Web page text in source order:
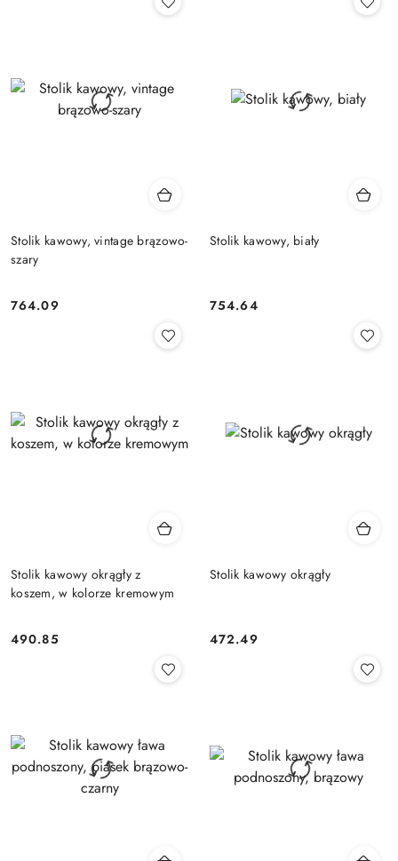
Stolik kawowy, vintage brązowo-
szary
Cena:
764.09
Stolik kawowy, biały
Cena:
754.64
Stolik kawowy okrągły z
koszem, w kolorze kremowym
Cena:
490.85
Stolik kawowy okrągły
Cena:
472.49